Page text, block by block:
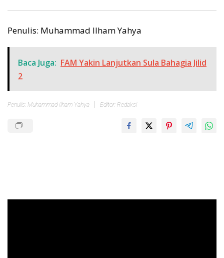
Penulis: Muhammad Ilham Yahya
Baca Juga: FAM Yakin Lanjutkan Sula Bahagia Jilid
2
Penulis: Muhammad Ilham Yahya Editor: Redaksi